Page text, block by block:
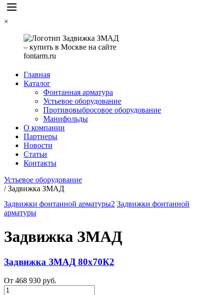
×
Главная
Каталог
Фонтанная арматура
Устьевое оборудование
Противовыбросовое оборудование
Манифольды
О компании
Партнеры
Новости
Статьи
Контакты
Устьевое оборудование
/Задвижка ЗМАД
Задвижки фонтанной арматуры2 Задвижки фонтанной
арматуры
Задвижка ЗМАД
Задвижка ЗМАД 80х70К2
От 468 930 руб.